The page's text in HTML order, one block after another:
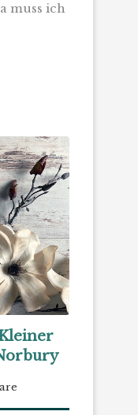
muss ich